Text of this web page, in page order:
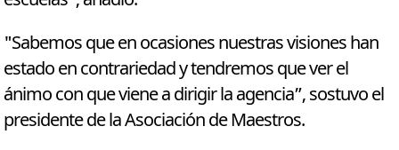
"Sabemos que en ocasiones nuestras visiones han
estado en contrariedad y tendremos que ver el
ánimo con que viene a dirigir la agencia”, sostuvo el
presidente de la Asociación de Maestros.